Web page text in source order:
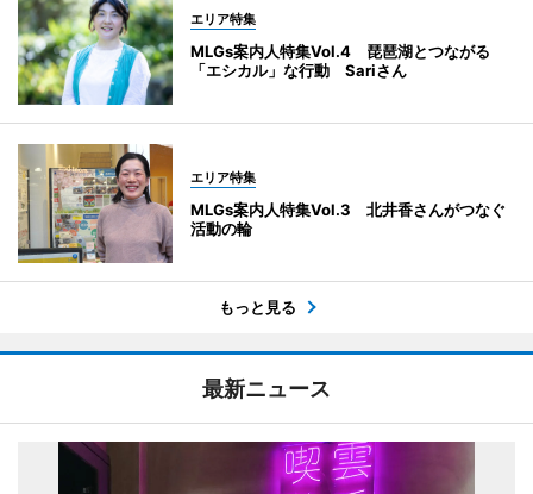
エリア特集
MLGs案内人特集Vol.4 琵琶湖とつながる
「エシカル」な行動 Sariさん
エリア特集
MLGs案内人特集Vol.3 北井香さんがつなぐ
活動の輪
もっと見る
最新ニュース